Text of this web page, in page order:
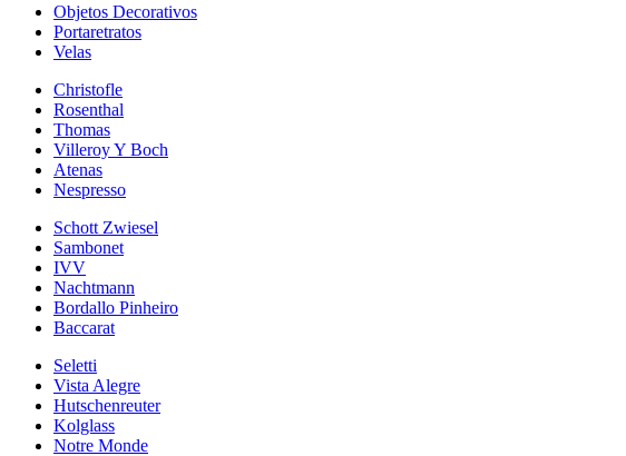
Objetos Decorativos
Portaretratos
Velas
Christofle
Rosenthal
Thomas
Villeroy Y Boch
Atenas
Nespresso
Schott Zwiesel
Sambonet
IVV
Nachtmann
Bordallo Pinheiro
Baccarat
Seletti
Vista Alegre
Hutschenreuter
Kolglass
Notre Monde